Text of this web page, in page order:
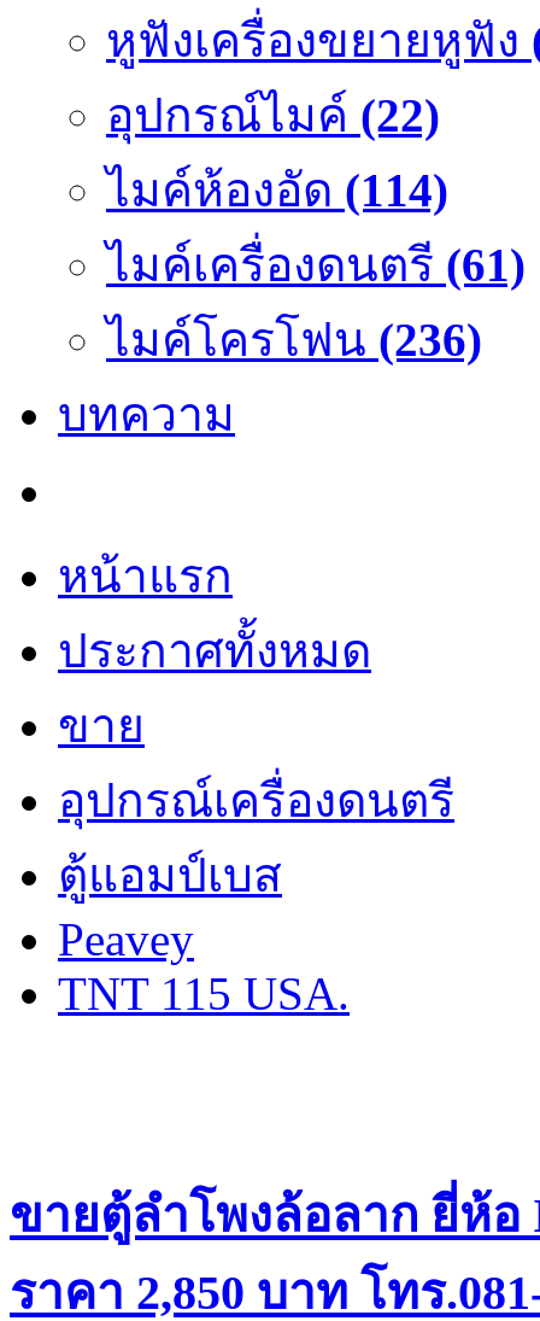
หูฟังเครื่องขยายหูฟัง
อุปกรณ์ไมค์ (22)
ไมค์ห้องอัด (114)
ไมค์เครื่องดนตรี (61)
ไมค์โครโฟน (236)
บทความ
หน้าแรก
ประกาศทั้งหมด
ขาย
อุปกรณ์เครื่องดนตรี
ตู้แอมป์เบส
Peavey
TNT 115 USA.
ขายตู้ลำโพงล้อลาก ยี่ห้อ
ราคา 2,850 บาท โทร